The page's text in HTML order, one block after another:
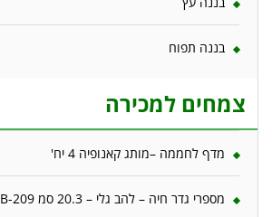
בננה תפוח
צמחים למכירה
מדף לחממה –מותג קאנופיה 4 יח'
מספרי גדר חיה – להב גלי – 20.3 סמ B-209 -תבור